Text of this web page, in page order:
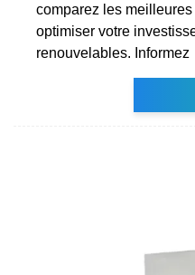
comparez les
optimiser votre
renouvelables. Informez